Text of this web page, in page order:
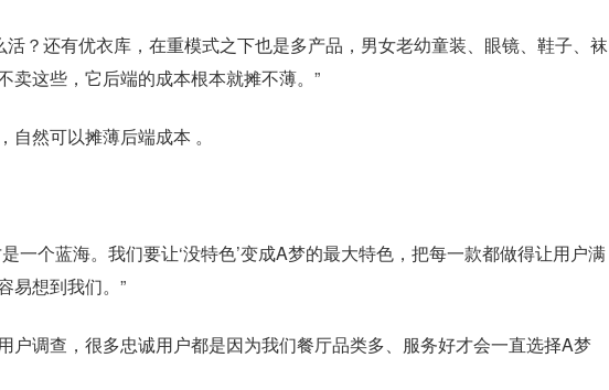
？还有优衣库，在重模式之下也是多产品，男女老幼童装、眼镜、鞋子、袜
卖这些，它后端的成本根本就摊不薄。”
然可以摊薄后端成本 。
一个蓝海。我们要让‘没特色’变成A梦的最大特色，把每一款都做得让用户满
易想到我们。”
户调查，很多忠诚用户都是因为我们餐厅品类多、服务好才会一直选择A梦